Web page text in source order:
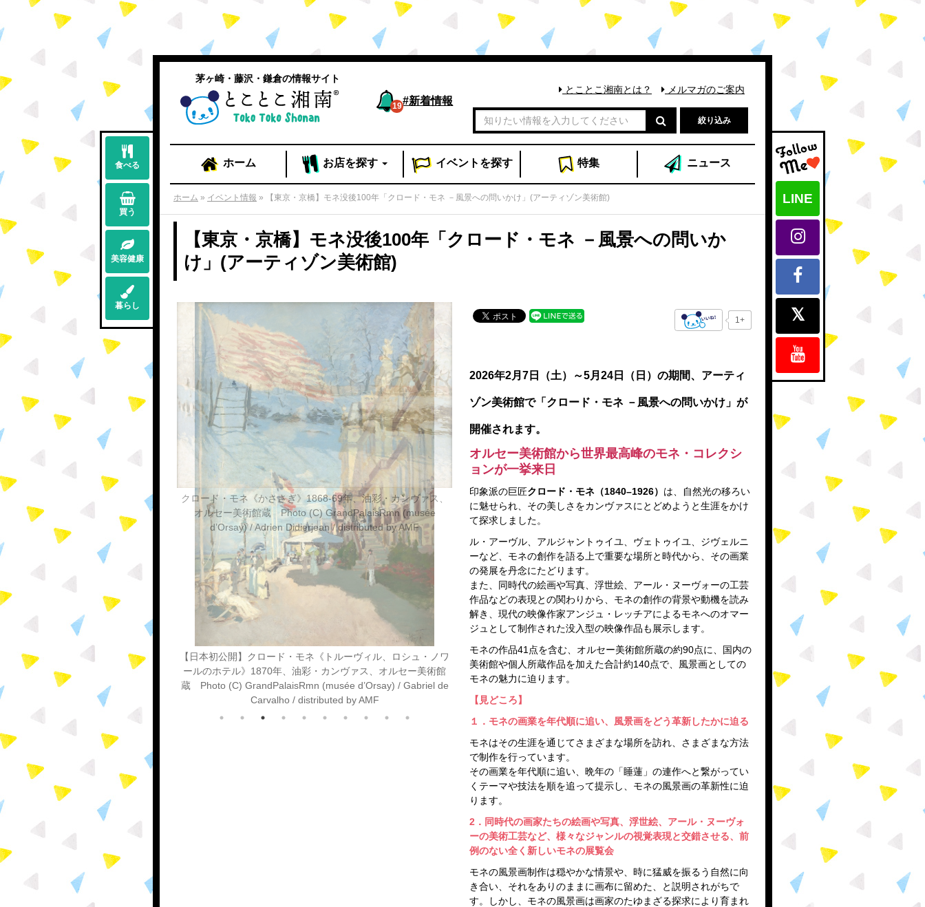
食べる
買う
美容健康
暮らし
LINE
#新着情報
19
茅ヶ崎・藤沢・鎌倉の情報サイト
とことこ湘南とは？
メルマガのご案内
絞り込み
ホーム お店を探す イベント を探す 特集 ニュース
ホーム » イベント情報 » 【東京・京橋】モネ没後100年「クロード・モネ －風景への問いかけ」(アーティゾン美術館)
【東京・京橋】モネ没後100年「クロード・モネ －風景への問いか
け」(アーティゾン美術館)
クロード・モネ《かささぎ》1868-69年、油彩・カンヴァス、
オルセー美術館蔵 Photo (C) GrandPalaisRmn (musée
d’Orsay) / Adrien Didierjean / distributed by AMF
1+
2026年2月7日（土）～5月24日（日）の期間、アーティ
ゾン美術館で「クロード・モネ －風景への問いかけ」 が
開催されます。
オルセー美術館から世界最高峰のモネ・コレクシ
ョンが一挙来日
印象派の巨匠クロード・モネ（1840–1926） は、自然光の移ろい
に魅せられ、その美しさをカンヴァスにとどめようと生涯をかけ
て探求しました。
ル・アーヴル、アルジャントゥイユ、ヴェトゥイユ、ジヴェルニ
ーなど、モネの創作を語る上で重要な場所と時代から、その画業
の発展を丹念にたどります。
また、同時代の絵画や写真、浮世絵、アール・ヌーヴォーの工芸
作品などの表現との関わりから、モネの創作の背景や動機を読み
解き、現代の映像作家アンジュ・レッチアによるモネへのオマー
ジュとして制作された没入型の映像作品も展示します。
モネの作品41点を含む、オルセー美術館所蔵の約90点に、国内の
美術館や個人所蔵作品を加えた合計約140点で、風景画としての
モネの魅力に迫ります。
【見どころ】
１．モネの画業を年代順に追い、風景画をどう革新したかに迫る
モネはその生涯を通じてさまざまな場所を訪れ、さまざまな方法
で制作を行っています。
その画業を年代順に追い、晩年の「睡蓮」の連作へと繋がってい
くテーマや技法を順を追って提示し、モネの風景画の革新性に迫
ります。
2．同時代の画家たちの絵画や写真、浮世絵、アール・ヌーヴォ
ーの美術工芸など、様々なジャンルの視覚表現と交錯させる、前
例のない全く新しいモネの展覧会
モネの風景画制作は穏やかな情景や、時に猛威を振るう自然に向
き合い、それをありのままに画布に留めた、と説明されがちで
す。しかし、モネの風景画は画家のたゆまざる探求により育まれ